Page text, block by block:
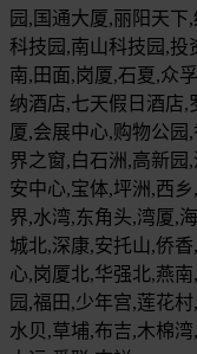
园,国通大厦,丽阳天
科技园,南山科技园,投
南,田面,岗厦,石夏,众
纳酒店,七天假日酒店,
厦,会展中心,购物公园
界之窗,白石洲,高新园
安中心,宝体,坪洲,西
界,水湾,东角头,湾厦,
城北,深康,安托山,侨
心,岗厦北,华强北,燕
园,福田,少年宫,莲花
水贝,草埔,布吉,木棉